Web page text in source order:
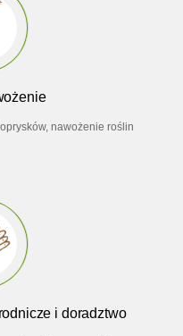
nawożenie roślin
i doradztwo